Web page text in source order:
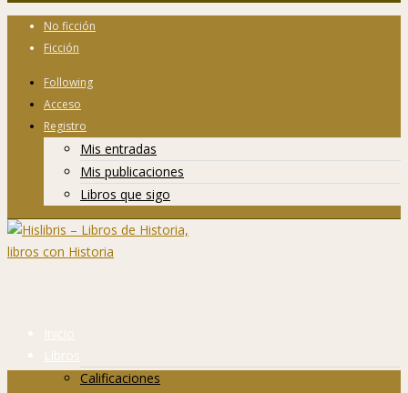
No ficción
Ficción
Following
Acceso
Registro
Mis entradas
Mis publicaciones
Libros que sigo
Inicio
Libros
Calificaciones